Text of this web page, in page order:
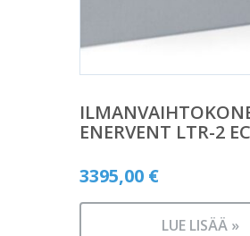
ENERVENT LTR-2
3395,00 €
LUE LISÄÄ »